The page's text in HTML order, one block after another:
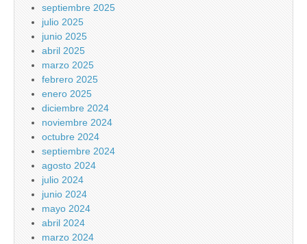
septiembre 2025
julio 2025
junio 2025
abril 2025
marzo 2025
febrero 2025
enero 2025
diciembre 2024
noviembre 2024
octubre 2024
septiembre 2024
agosto 2024
julio 2024
junio 2024
mayo 2024
abril 2024
marzo 2024